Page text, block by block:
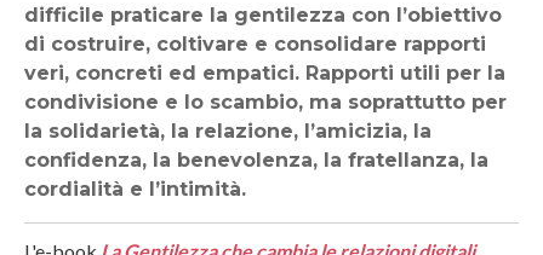
difficile praticare la gentilezza con l’obiettivo
di costruire, coltivare e consolidare rapporti
veri, concreti ed empatici. Rapporti utili per la
condivisione e lo scambio, ma soprattutto per
la solidarietà, la relazione, l’amicizia, la
confidenza, la benevolenza, la fratellanza, la
cordialità e l’intimità.
L'e-book La Gentilezza che cambia le relazioni digitali